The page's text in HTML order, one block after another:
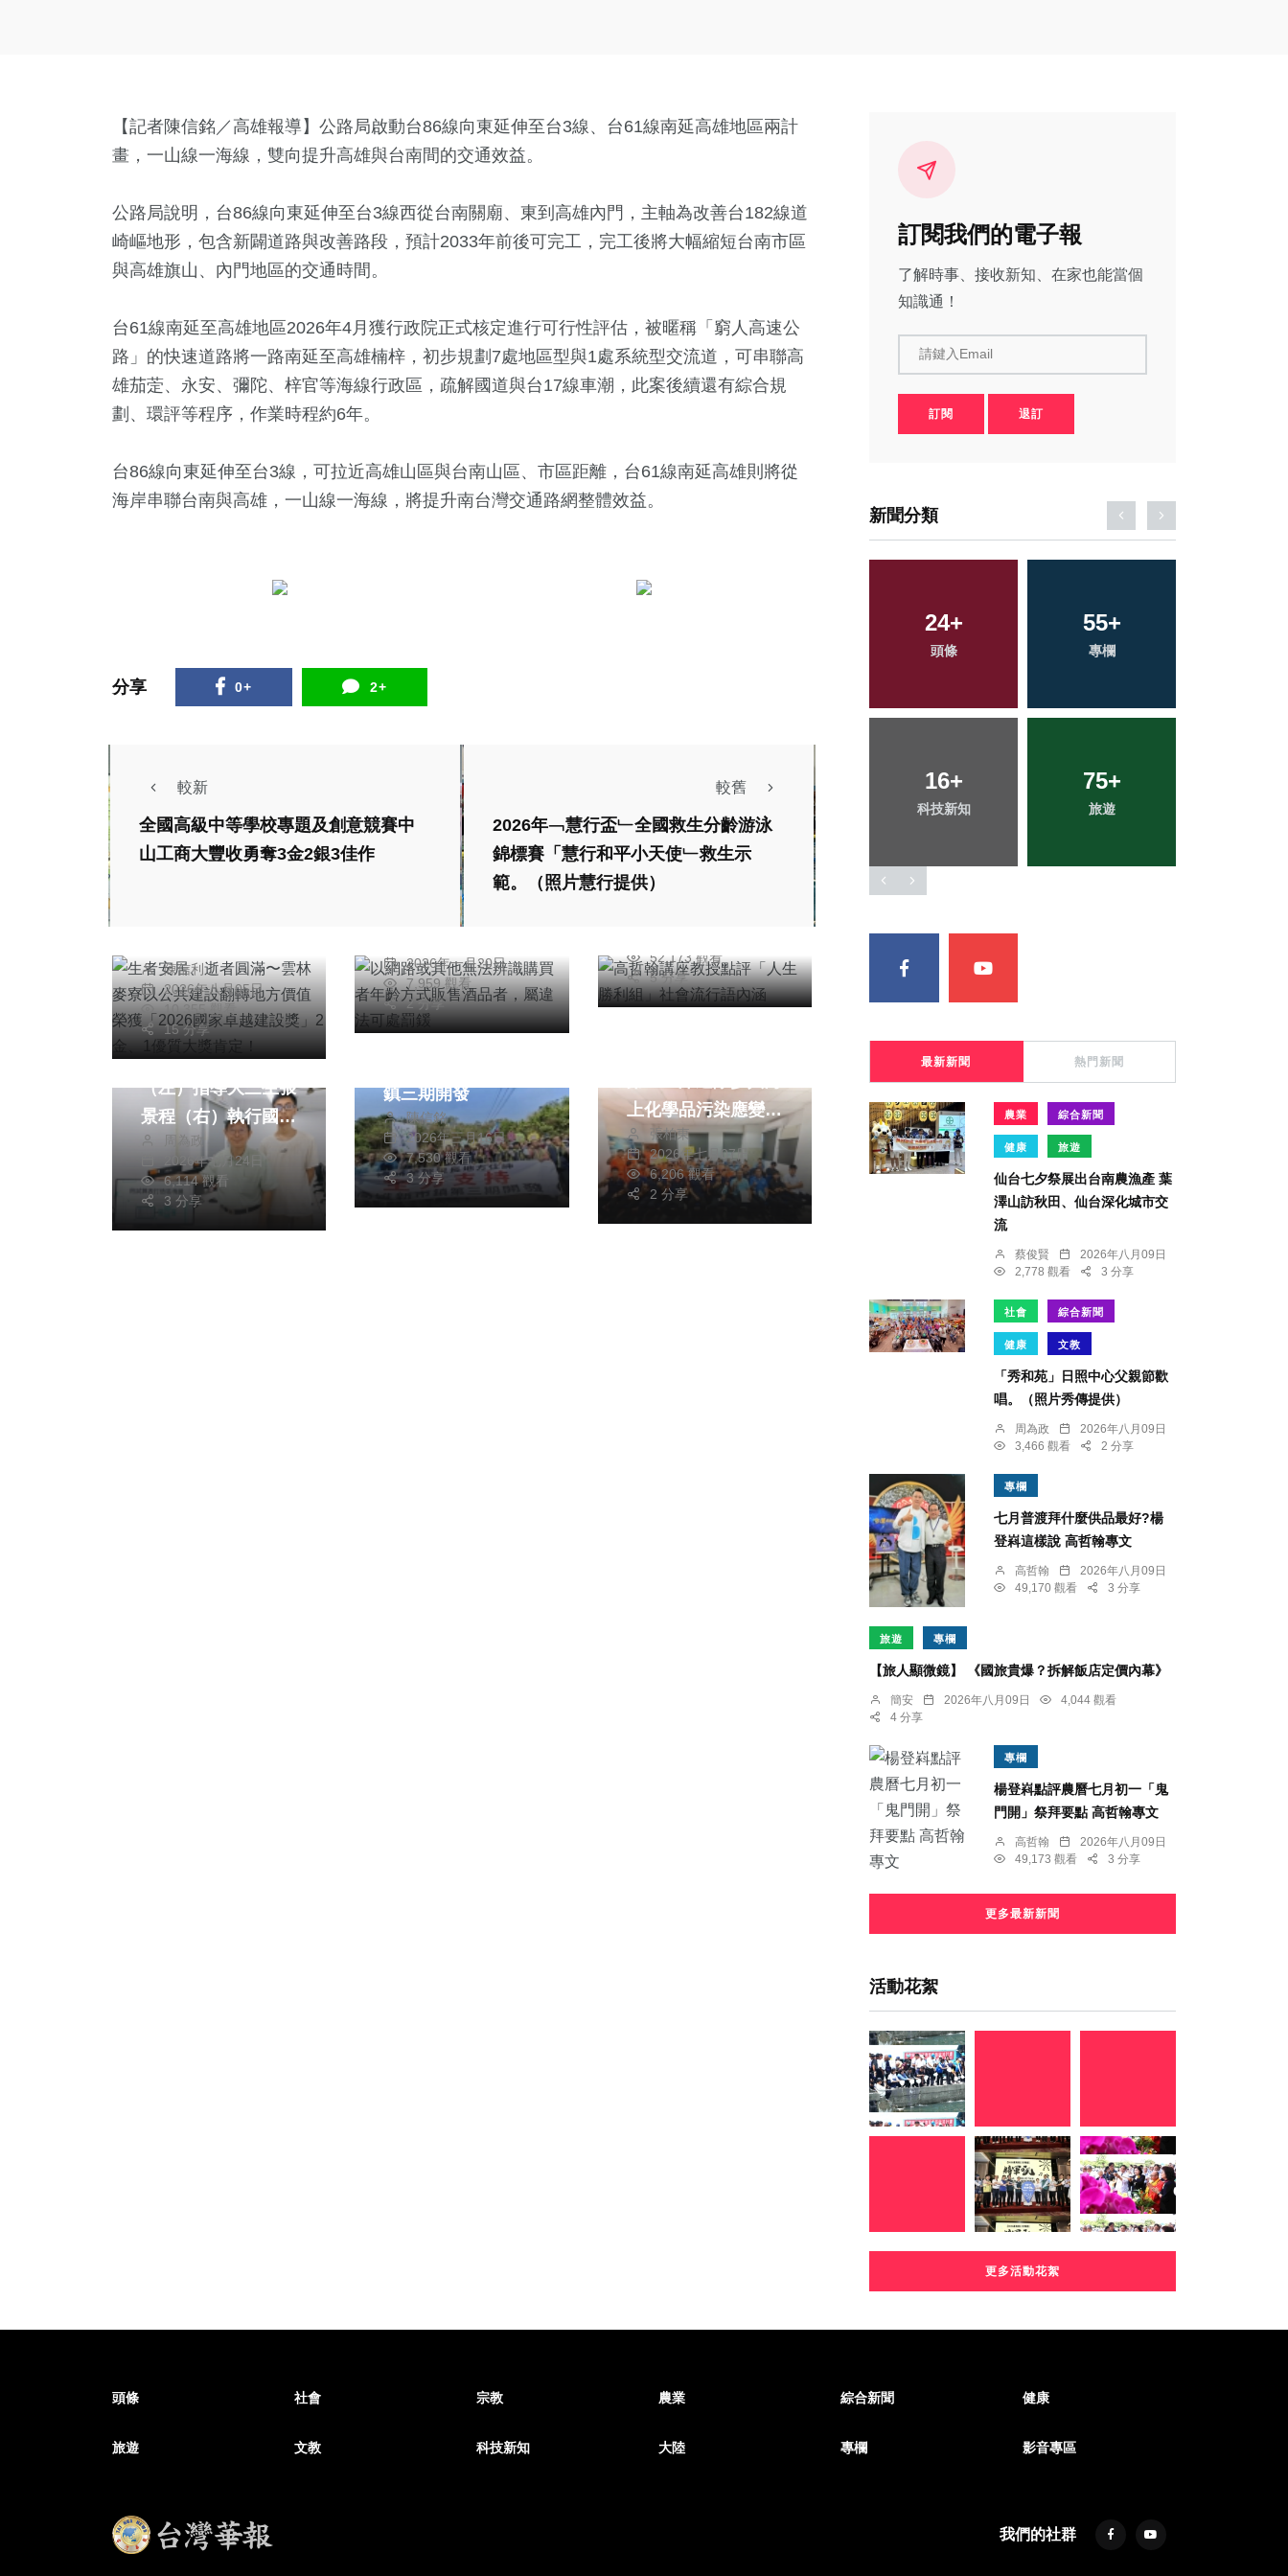
【記者陳信銘／高雄報導】公路局啟動台86線向東延伸至台3線、台61線南延高雄地區兩計
畫，一山線一海線，雙向提升高雄與台南間的交通效益。
公路局說明，台86線向東延伸至台3線西從台南關廟、東到高雄內門，主軸為改善台182線道
崎嶇地形，包含新闢道路與改善路段，預計2033年前後可完工，完工後將大幅縮短台南市區
與高雄旗山、內門地區的交通時間。
台61線南延至高雄地區2026年4月獲行政院正式核定進行可行性評估，被暱稱「窮人高速公
路」的快速道路將一路南延至高雄楠梓，初步規劃7處地區型與1處系統型交流道，可串聯高
雄茄萣、永安、彌陀、梓官等海線行政區，疏解國道與台17線車潮，此案後續還有綜合規
劃、環評等程序，作業時程約6年。
台86線向東延伸至台3線，可拉近高雄山區與台南山區、市區距離，台61線南延高雄則將從
海岸串聯台南與高雄，一山線一海線，將提升南台灣交通路網整體效益。
分享 0+ 2+
較新
全國高級中等學校專題及創意競賽中
山工商大豐收勇奪3金2銀3佳作
較舊
2026年﹁慧行盃﹂全國救生分齡游泳
錦標賽「慧行和平小天使﹂救生示
範。（照片慧行提供）
綜合新聞
獲「2026國家卓越
建設獎」2金、1優
質大獎肯定！
陳信利
2026年八月05日
10,355 觀看
15 分享
健康
以網路或其他無法辨
識購買者年齡方式販
售酒品者，屬違法可
2026年一月20日
7,959 觀看
2 分享
高哲翰講座教授點評
「人生勝利組」社會
流行語內涵
52,173 觀看
5 分享
社會 綜合新聞
健康 文教
大葉助理教授楊豐兆
（左）指導大三生張
景程（右）執行國科
會計畫。（照片大葉
提供）
周為政
2026年七月24日
6,114 觀看
3 分享
綜合新聞
環團喊救糖廠森林橋
鎮三期開發
陳信銘
2026年三月16日
7,530 觀看
3 分享
上化學品污染應變訓
練 張柏東
2026年七月07日
6,206 觀看
2 分享
訂閱我們的電子報
了解時事、接收新知、在家也能當個
知識通！
請鍵入Email
訂閱 退訂
新聞分類
34+
24+
頭條
55+
專欄
16+
科技新知
75+
旅遊
1+
大陸
99+
健康
328+
綜合新聞
34+
農業
最新新聞 熱門新聞
農業 綜合新聞
健康 旅遊
仙台七夕祭展出台南農漁產 葉
澤山訪秋田、仙台深化城市交
流
蔡俊賢
2026年八月09日
2,778 觀看
3 分享
社會 綜合新聞
健康 文教
「秀和苑」日照中心父親節歡
唱。（照片秀傳提供）
周為政
2026年八月09日
3,466 觀看
2 分享
專欄
七月普渡拜什麼供品最好?楊
登嵙這樣說 高哲翰專文
高哲翰
2026年八月09日
49,170 觀看
3 分享
旅遊 專欄
【旅人顯微鏡】 《國旅貴爆？拆解飯店定價內幕》
簡安 2026年八月09日
4,044 觀看
4 分享
專欄
楊登嵙點評農曆七月初一「鬼
門開」祭拜要點 高哲翰專文
高哲翰
2026年八月09日
49,173 觀看
3 分享
更多最新新聞
活動花絮
更多活動花絮
頭條 社會 宗教 農業 綜合新聞 健康
旅遊 文教 科技新知 大陸 專欄 影音專區
我們的社群